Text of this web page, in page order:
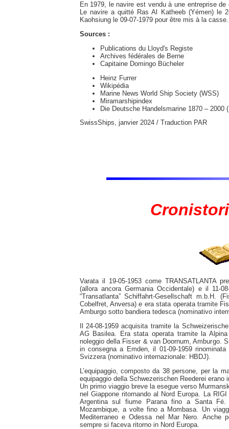
En 1979, le navire est vendu à une entreprise
Le navire a quitté Ras Al Katheeb (Yémen) le
Kaohsiung le 09-07-1979 pour être mis à la casse.
Sources :
Publications du Lloyd's Registe
Archives fédérales de Berne
Capitaine Domingo Bücheler
Heinz Furrer
Wikipédia
Marine News World Ship Society (WSS)
Miramarshipindex
Die Deutsche Handelsmarine 1870 – 2000
SwissShips, janvier 2024 / Traduction PAR
Varata il 19-05-1953 come TRANSATLANTA
(allora ancora Germania Occidentale) e il 11-
“Transatlanta” Schiffahrt-Gesellschaft m.b.H.
Cobelfret, Anversa) e era stata operata tramite
Amburgo sotto bandiera tedesca (nominativo
Il 24-08-1959 acquisita tramite la
AG Basilea. Era stata operata tramite la
noleggio della Fisser & van Doornum, Amburgo.
in consegna a Emden, il 01-09-1959
Svizzera (nominativo internazionale: HBDJ).
L’equipaggio, composto da 38 persone, per la
equipaggio della Schwezerischen Reederei
Un primo viaggio breve la esegue verso
nel Giappone ritornando al Nord Europa. La
Argentina sul fiume Parana fino a Santa
Mozambique, a volte fino a Mombasa. Un
Mediterraneo e Odessa nel Mar Nero. Anche
sempre si faceva ritorno in Nord Europa.